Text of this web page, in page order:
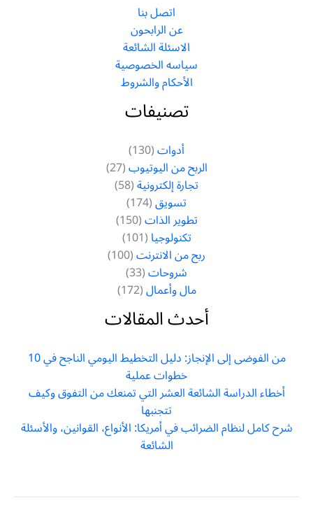
اتصل بنا
عن الرابحون
الاسئلة الشائعة
سياسه الخصوصية
الأحكام والشروط
تصنيفات
أدوات(130)
الربح من اليوتيوب(27)
تجارة إلكترونية(58)
تسويق(174)
تطوير الذات(150)
تكنولوجيا(101)
ربح من الانترنت(100)
شروحات(33)
مال وأعمال(172)
أحدث المقالات
من الفوضى إلى الإنجاز: دليل التخطيط اليومي الناجح في 10
خطوات عملية
أخطاء الدراسة الشائعة العشر التي تمنعك من التفوق وكيف
تتجنبها
شرح كامل لنظام الضرائب في أمريكا: الأنواع، القوانين، والأسئلة
الشائعة